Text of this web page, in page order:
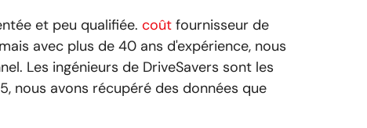
et peu qualifiée. coût fournisseur de
avec plus de 40 ans d'expérience, nous
Les ingénieurs de DriveSavers sont les
nous avons récupéré des données que